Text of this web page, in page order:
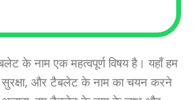
के नाम एक महत्वपूर्ण विषय है। यहाँ हम
और टैबलेट के नाम का चयन करने